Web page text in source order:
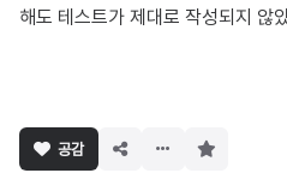
해도 테스트가 제대로 작성되지 않
공감